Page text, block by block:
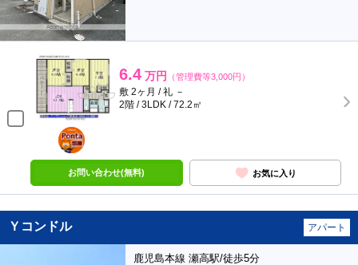
6.4 万円 （管理費等3,000円）
敷 2ヶ月 / 礼 －
2階 / 3LDK / 72.2㎡
ポンタ
部屋
お問い合わせ(無料) お気に入り
Ｙコンドル アパート
鹿児島本線 瀬高駅/徒歩5分